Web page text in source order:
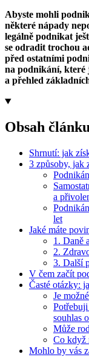
Abyste mohli
některé nápady
legálně podnikat
se odradit trochou
před ostatními
na podnikání, které
a přehled
Obsah
Shrnutí: jak
3 způsoby, jak
a
let
Jaké máte
1. Daně
2.
3. Další
V čem začít
Časté otázky:
Je
souhlas
Může
Co když
Mohlo by vás